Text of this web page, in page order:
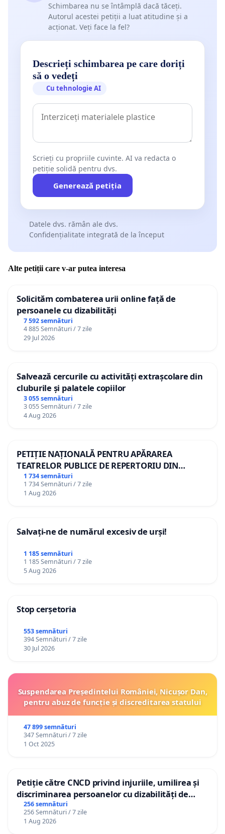
Schimbarea nu se întâmplă dacă tăceți.
Autorul acestei petiții a luat atitudine și a
acționat. Veți face la fel?
Descrieți schimbarea pe care doriți
să o vedeți
Cu tehnologie AI
Scrieți cu propriile cuvinte. AI va redacta o
petiție solidă pentru dvs.
Generează petiția
Datele dvs. rămân ale dvs.
Confidențialitate integrată de la început
Alte petiții care v-ar putea interesa
Solicităm combaterea urii online față de
persoanele cu dizabilități
7 592 semnături
4 885 Semnături / 7 zile
29 Jul 2026
Salvează cercurile cu activități extrașcolare din
cluburile și palatele copiilor
3 055 semnături
3 055 Semnături / 7 zile
4 Aug 2026
PETIȚIE NAȚIONALĂ PENTRU APĂRAREA
TEATRELOR PUBLICE DE REPERTORIU DIN
ROMÂNIA
1 734 semnături
1 734 Semnături / 7 zile
1 Aug 2026
Salvați-ne de numărul excesiv de urși!
1 185 semnături
1 185 Semnături / 7 zile
5 Aug 2026
Stop cerșetoria
553 semnături
394 Semnături / 7 zile
30 Jul 2026
Suspendarea Președintelui României, Nicușor Dan,
pentru abuz de funcție și discreditarea statului
47 899 semnături
347 Semnături / 7 zile
1 Oct 2025
Petiție către CNCD privind injuriile, umilirea și
discriminarea persoanelor cu dizabilități de
către utilizatorul TikTok „Gorici”
256 semnături
256 Semnături / 7 zile
1 Aug 2026